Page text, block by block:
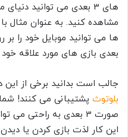
مشاهده کنید. به عنوان مثال
بعدی بازی های مورد علاقه خود
جالب است بدانید برخی از این
بلوتوث پشتیبانی می کنند!
صورت 3 بعدی به راحتی
این کار لذت بازی کردن یا